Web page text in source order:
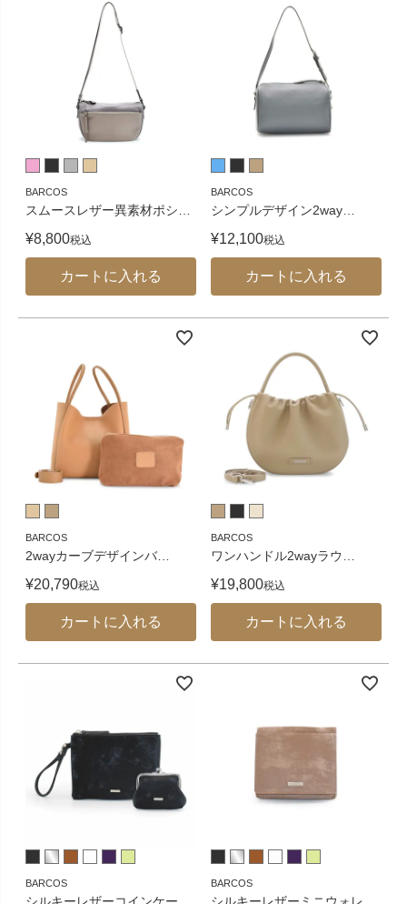
BARCOS
スムースレザー異素材ポシ
¥8,800税込
カートに入れる
BARCOS
シンプルデザイン2way
¥12,100税込
カートに入れる
BARCOS
2wayカーブデザインバ…
¥20,790税込
カートに入れる
BARCOS
ワンハンドル2wayラウ
¥19,800税込
カートに入れる
BARCOS BARCOS